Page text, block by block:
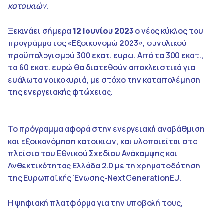
κατοικιών.
Ξεκινάει σήμερα 12 Ιουνίου 2023ο νέος κύκλος του
προγράμματος «Εξοικονομώ 2023», συνολικού
προϋπολογισμού 300 εκατ. ευρώ. Από τα 300 εκατ.,
τα 60 εκατ. ευρώ θα διατεθούν αποκλειστικά για
ευάλωτα νοικοκυριά, με στόχο την καταπολέμηση
της ενεργειακής φτώχειας.
Το πρόγραμμα αφορά στην ενεργειακή αναβάθμιση
και εξοικονόμηση κατοικιών, και υλοποιείται στο
πλαίσιο του Εθνικού Σχεδίου Ανάκαμψης και
Ανθεκτικότητας Ελλάδα 2.0 με τη χρηματοδότηση
της Ευρωπαϊκής Ένωσης-NextGenerationEU.
Η ψηφιακή πλατφόρμα για την υποβολή τους,